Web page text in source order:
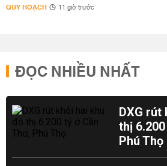
QUY HOẠCH 11 giờ trước
ĐỌC NHIỀU NHẤT
DXG rút
thị
Phú Thọ